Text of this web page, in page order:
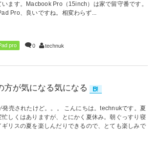
います。Macbook Pro（15inch）は家で留守番です。
Pro、良いですね。相変わらず...
pro 0 technuk
方が気になる気になる
売されたけど。。。 こんにちは。technukです。夏
しくはありますが、とにかく夏休み。朝ぐっすり寝
リスの夏を楽しんだりできるので、とても楽しみで